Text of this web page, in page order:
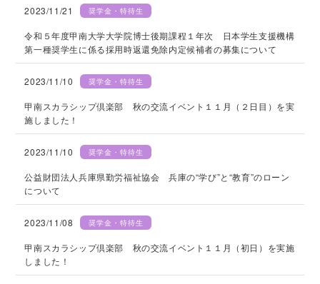
2023/11/21 奨学金・特待生
令和５年度甲南大学大学院博士後期課程１年次 日本学生支援機構
第一種奨学生に係る採用時返還免除内定候補者の募集について
2023/11/10 奨学金・特待生
甲南スカラシップ倶楽部 秋の交流イベント１１月（２日目）を実
施しました！
2023/11/10 奨学金・特待生
公益財団法人兵庫県勤労福祉協会 兵庫の“学び”と“教育”のローン
について
2023/11/08 奨学金・特待生
甲南スカラシップ倶楽部 秋の交流イベント１１月（初日）を実施
しました！